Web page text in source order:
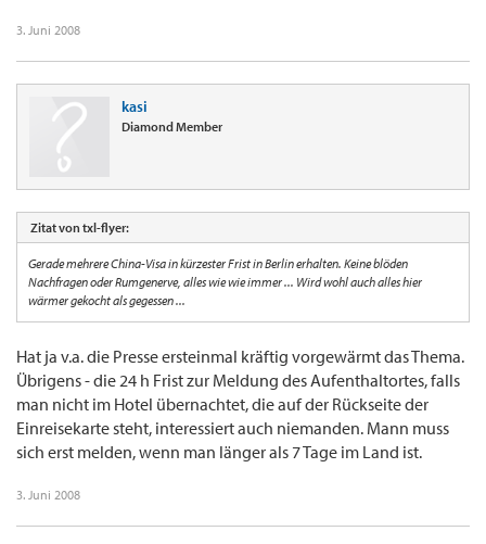
3. Juni 2008
kasi
Diamond Member
Zitat von txl-flyer:
Gerade mehrere China-Visa in kürzester Frist in Berlin erhalten. Keine blöden
Nachfragen oder Rumgenerve, alles wie wie immer ... Wird wohl auch alles hier
wärmer gekocht als gegessen ...
Hat ja v.a. die Presse ersteinmal kräftig vorgewärmt das Thema.
Übrigens - die 24 h Frist zur Meldung des Aufenthaltortes, falls
man nicht im Hotel übernachtet, die auf der Rückseite der
Einreisekarte steht, interessiert auch niemanden. Mann muss
sich erst melden, wenn man länger als 7 Tage im Land ist.
3. Juni 2008